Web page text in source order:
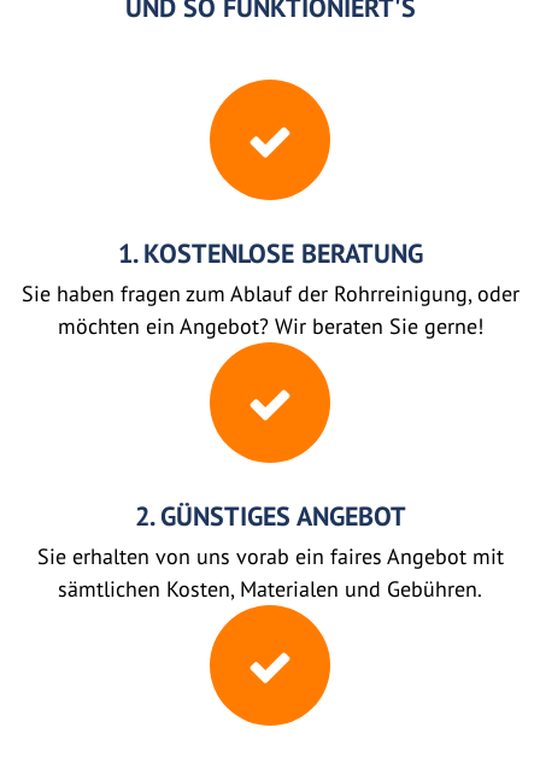
UND SO FUNKTIONIERT'S
1. KOSTENLOSE BERATUNG
Sie haben fragen zum Ablauf der Rohrreinigung, oder
möchten ein Angebot? Wir beraten Sie gerne!
2. GÜNSTIGES ANGEBOT
Sie erhalten von uns vorab ein faires Angebot mit
sämtlichen Kosten, Materialen und Gebühren.